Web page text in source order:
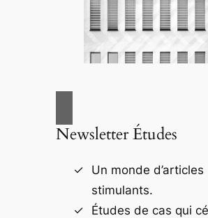
Newsletter Études
Un monde d’articles
stimulants.
Études de cas qui